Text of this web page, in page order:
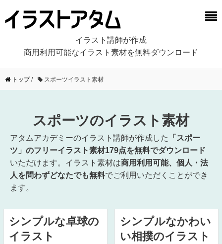
イラスト講師が作成
商用利用可能なイラスト素材を無料ダウンロード
トップ/ スポーツイラスト素材
スポーツのイラスト素材
アタムアカデミーのイラスト講師が作成した
「スポー
ツ」のフリーイラスト素材179点を無料でダウンロード
いただけます。イラスト素材は商用利用可能、個人・法
人を問わずどなたでも無料でご利用いただくことができ
ます。
シンプルな卓球の
イラスト
シンプルなかわい
い相撲のイラスト